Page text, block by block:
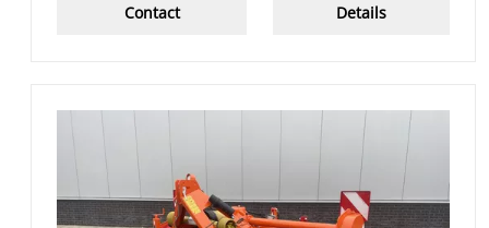
Details
Contact